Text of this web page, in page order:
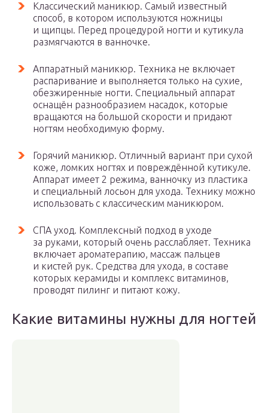
Классический маникюр. Самый известный
способ, в котором используются ножницы
и щипцы. Перед процедурой ногти и кутикула
размягчаются в ванночке.
Аппаратный маникюр. Техника не включает
распаривание и выполняется только на сухие,
обезжиренные ногти. Специальный аппарат
оснащён разнообразием насадок, которые
вращаются на большой скорости и придают
ногтям необходимую форму.
Горячий маникюр. Отличный вариант при сухой
коже, ломких ногтях и повреждённой кутикуле.
Аппарат имеет 2 режима, ванночку из пластика
и специальный лосьон для ухода. Технику можно
использовать с классическим маникюром.
СПА уход. Комплексный подход в уходе
за руками, который очень расслабляет. Техника
включает ароматерапию, массаж пальцев
и кистей рук. Средства для ухода, в составе
которых керамиды и комплекс витаминов,
проводят пилинг и питают кожу.
Какие витамины нужны для ногтей